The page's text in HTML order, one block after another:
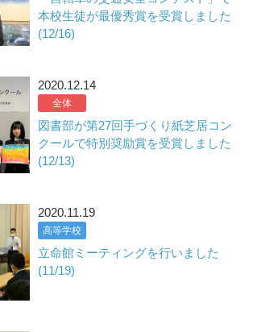
本校生徒が最優秀賞を受賞しました
(12/16)
2020.12.14
全体
図書部が第27回手づくり紙芝居コン
クールで特別奨励賞を受賞しました
(12/13)
2020.11.19
高等学校
立命館ミーティングを行いました
(11/19)